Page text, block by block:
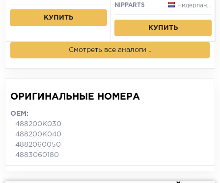
КУПИТЬ
NIPPARTS
Нидерланды
КУПИТЬ
Смотреть все аналоги ↓
ОРИГИНАЛЬНЫЕ НОМЕРА
OEM:
488200K030
488200K040
4882060050
4883060180